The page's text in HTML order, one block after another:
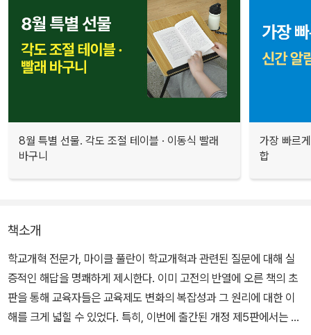
8월 특별 선물. 각도 조절 테이블 · 이동식 빨래
바구니
가장 빠르
합
책소개
학교개혁 전문가, 마이클 풀란이 학교개혁과 관련된 질문에 대해 실
증적인 해답을 명쾌하게 제시한다. 이미 고전의 반열에 오른 책의 초
판을 통해 교육자들은 교육제도 변화의 복잡성과 그 원리에 대한 이
해를 크게 넓힐 수 있었다. 특히, 이번에 출간된 개정 제5판에서는 학